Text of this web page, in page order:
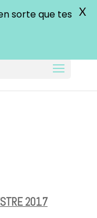
2017
sorte que tes X